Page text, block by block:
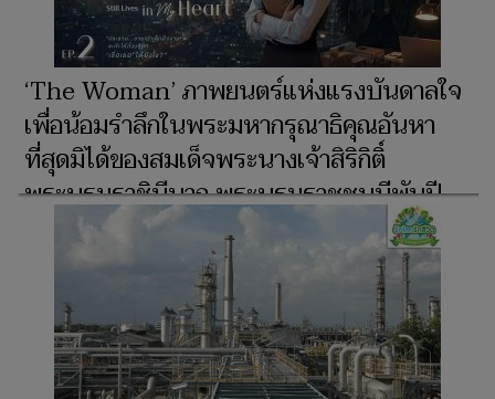
‘The Woman’ ภาพยนตร์แห่งแรงบันดาลใจ
เพื่อน้อมรำลึกในพระมหากรุณาธิคุณอันหา
ที่สุดมิได้ของสมเด็จพระนางเจ้าสิริกิติ์
พระบรมราชินีนาถ พระบรมราชชนนีพันปี
หลวง ผู้ทรงเป็น ‘แม่’ และ ‘รอยยิ้มแห่งแผ่น
ดิน’ จุดประกายความสว่างไสวแก่ชีวิตพสก
นิกรไทยชั่วนิรันดร์ ตอน ‘The Moon Still
Lives in My Heart’ EP.2